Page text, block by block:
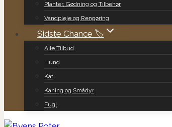
Planter, Gødning og Tilbehør
Vandpleje og Rengøring
Sidste Chance 🏷️
Alle Tilbud
Hund
Kat
Kaning og Smådyr
Fugl